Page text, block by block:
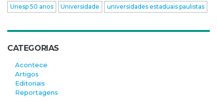
Unesp 50 anos
Universidade universidades estaduais paulistas
CATEGORIAS
Acontece
Artigos
Editoriais
Reportagens